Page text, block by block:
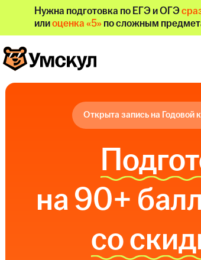
Нужна подготовка по ЕГЭ и ОГЭ
илиоценка «5»по сложным
Открыта запись на
на 90+
со